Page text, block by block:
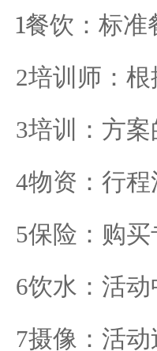
1餐饮：标准
2培训师：
3培训：方
4物资：行
5保险：购
6饮水：活
7摄像：活